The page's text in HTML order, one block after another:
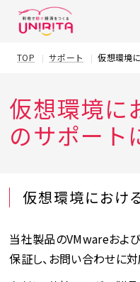
TOP サポート 仮想環境
仮想環境に
のサポート
仮想環境におけ
当社製品のVMwareおよ
保証し、お問い合わせに対